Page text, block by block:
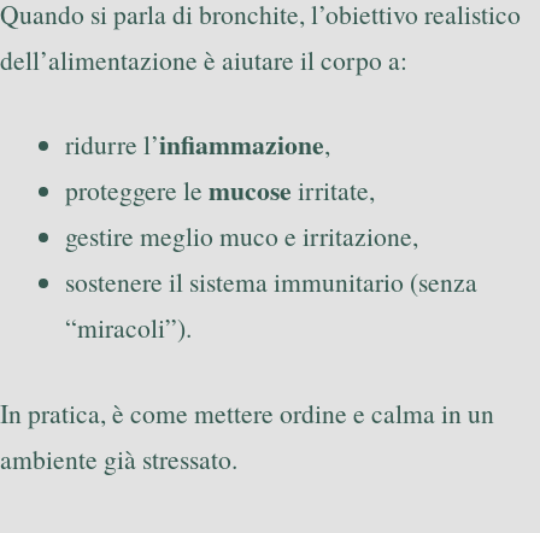
Quando si parla di bronchite, l’obiettivo realistico
dell’alimentazione è aiutare il corpo a:
ridurre l’infiammazione,
proteggere le mucose irritate,
gestire meglio muco e irritazione,
sostenere il sistema immunitario (senza
“miracoli”).
In pratica, è come mettere ordine e calma in un
ambiente già stressato.